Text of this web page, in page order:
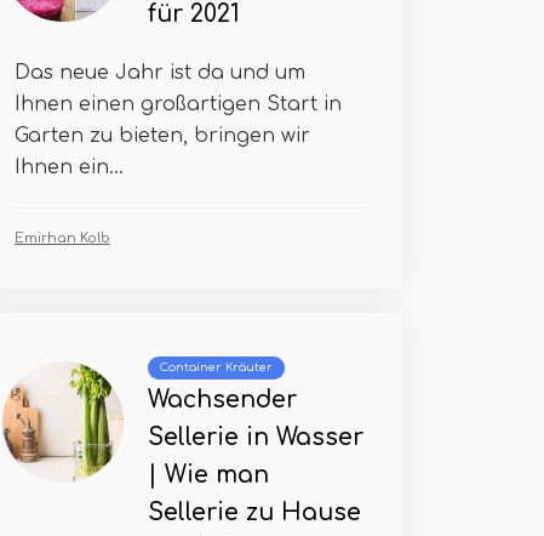
für 2021
Das neue Jahr ist da und um
Ihnen einen großartigen Start in
Garten zu bieten, bringen wir
Ihnen ein...
Emirhan Kolb
Container Kräuter
Wachsender
Sellerie in Wasser
| Wie man
Sellerie zu Hause